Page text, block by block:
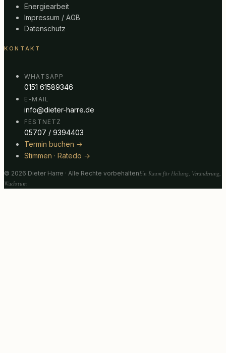
Energiearbeit
Impressum / AGB
Datenschutz
KONTAKT
WHATSAPP
0151 61589346
E-MAIL
info@dieter-harre.de
FESTNETZ
05707 / 9394403
Termin buchen →
Stimmen · Ratedo →
© 2026 Dieter Harre · Alle Rechte vorbehaltenEin Raum für Heilung, Veränderung,
Wachstum